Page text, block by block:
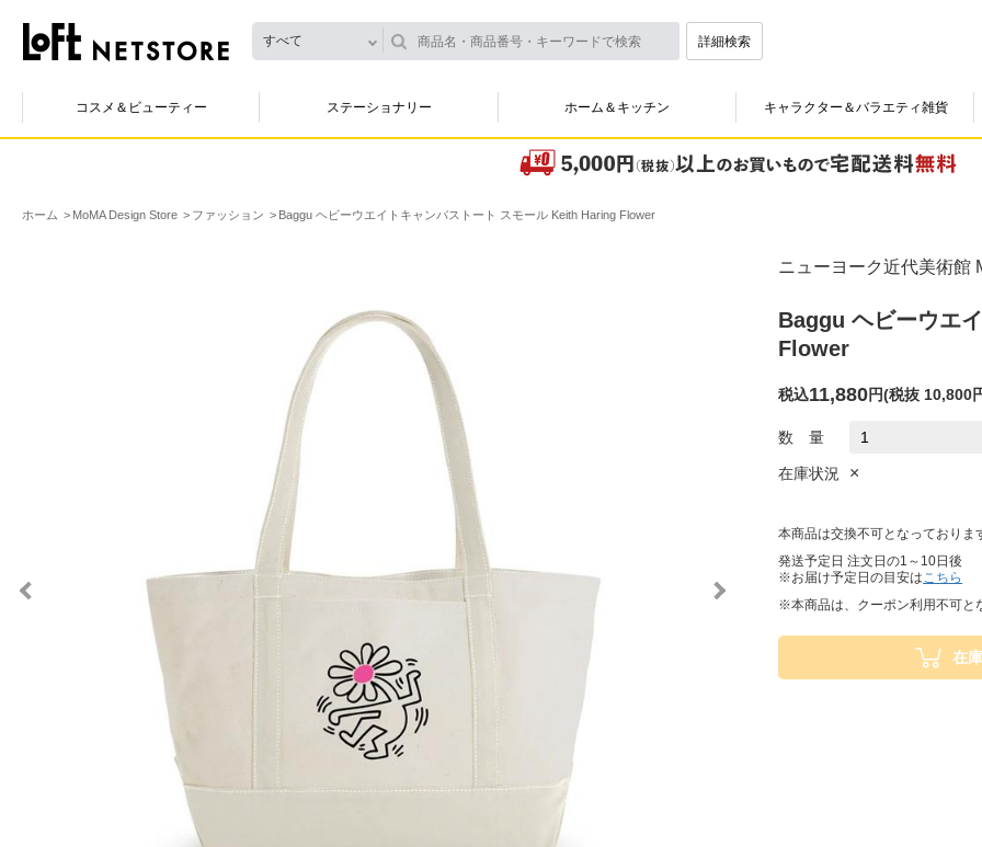
すべて 詳細検索
コスメ＆ビューティー ステーショナリー ホーム＆キッチン キャラクター＆バラエティ雑貨
ホーム MoMA Design Store ファッション Baggu ヘビーウエイトキャンバストート スモール Keith Haring Flower
ニューヨーク近代美術館
Baggu ヘビーウエ
Flower
税込11,880円(税抜 10,800
数 量
在庫状況 ×
本商品は交換不可となっておりま
発送予定日 注文日の1～10日後
※お届け予定日の目安はこちら
※本商品は、クーポン利用不可と
在